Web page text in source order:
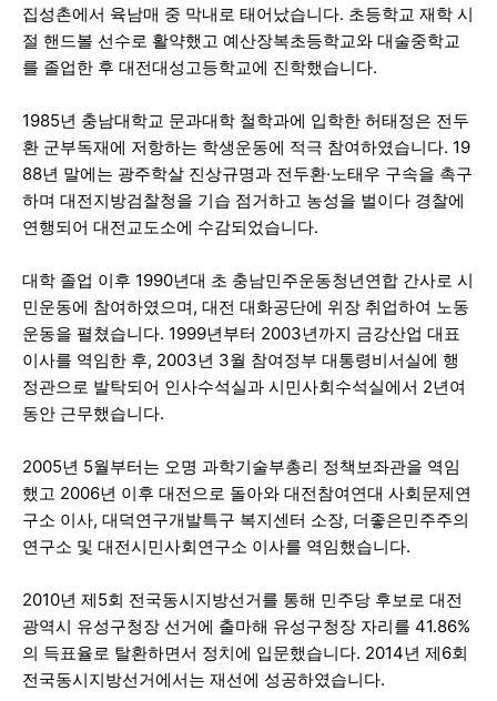
집성촌에서 육남매 중 막내로 태어났습니다. 초등학교 재학 시
절 핸드볼 선수로 활약했고 예산장복초등학교와 대술중학교
를 졸업한 후 대전대성고등학교에 진학했습니다.
1985년 충남대학교 문과대학 철학과에 입학한 허태정은 전두
환 군부독재에 저항하는 학생운동에 적극 참여하였습니다. 19
88년 말에는 광주학살 진상규명과 전두환·노태우 구속을 촉구
하며 대전지방검찰청을 기습 점거하고 농성을 벌이다 경찰에
연행되어 대전교도소에 수감되었습니다.
대학 졸업 이후 1990년대 초 충남민주운동청년연합 간사로 시
민운동에 참여하였으며, 대전 대화공단에 위장 취업하여 노동
운동을 펼쳤습니다. 1999년부터 2003년까지 금강산업 대표
이사를 역임한 후, 2003년 3월 참여정부 대통령비서실에 행
정관으로 발탁되어 인사수석실과 시민사회수석실에서 2년여
동안 근무했습니다.
2005년 5월부터는 오명 과학기술부총리 정책보좌관을 역임
했고 2006년 이후 대전으로 돌아와 대전참여연대 사회문제연
구소 이사, 대덕연구개발특구 복지센터 소장, 더좋은민주주의
연구소 및 대전시민사회연구소 이사를 역임했습니다.
2010년 제5회 전국동시지방선거를 통해 민주당 후보로 대전
광역시 유성구청장 선거에 출마해 유성구청장 자리를 41.86%
의 득표율로 탈환하면서 정치에 입문했습니다. 2014년 제6회
전국동시지방선거에서는 재선에 성공하였습니다.